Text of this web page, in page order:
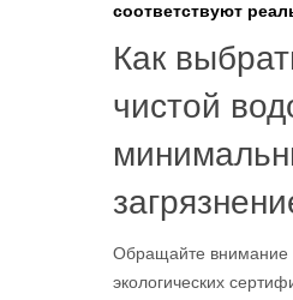
соответствуют
Как
чистой
Обращайте внимание
экологических